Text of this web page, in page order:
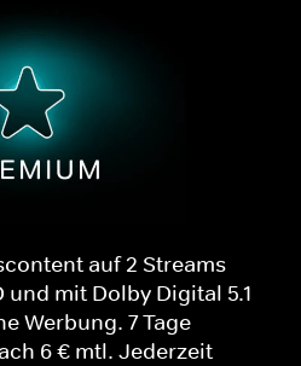
auf 2 Streams
mit Dolby Digital 5.1
Werbung. 7 Tage
6 € mtl. Jederzeit